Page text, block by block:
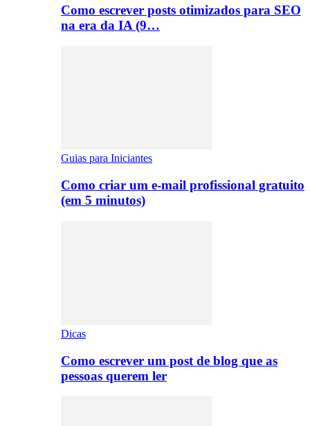
Como escrever posts otimizados para SEO
na era da IA (9…
Guias para Iniciantes
Como criar um e-mail profissional gratuito
(em 5 minutos)
Dicas
Como escrever um post de blog que as
pessoas querem ler